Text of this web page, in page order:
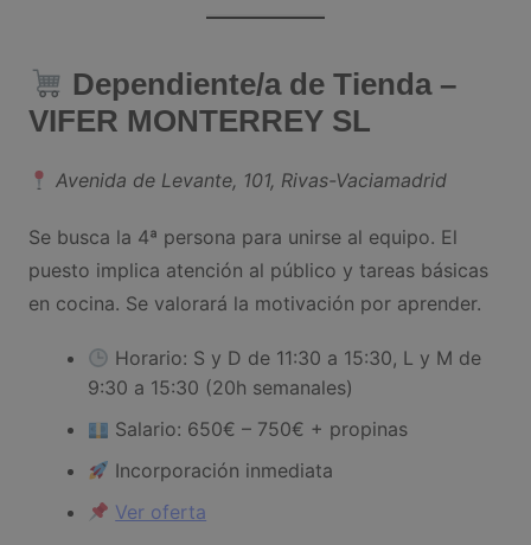
Dependiente/a de Tienda –
VIFER MONTERREY SL
Avenida de Levante, 101, Rivas-Vaciamadrid
Se busca la 4ª persona para unirse al equipo. El
puesto implica atención al público y tareas básicas
en cocina. Se valorará la motivación por aprender.
Horario: S y D de 11:30 a 15:30, L y M de
9:30 a 15:30 (20h semanales)
Salario: 650€ – 750€ + propinas
Incorporación inmediata
Ver oferta